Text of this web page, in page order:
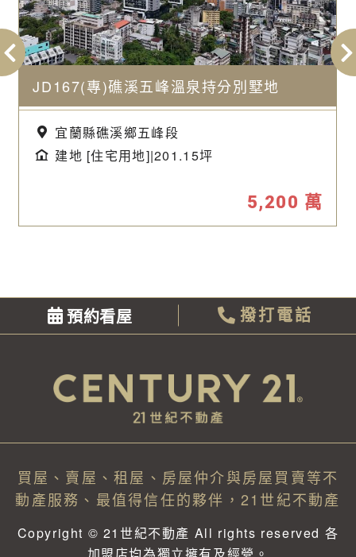
JD167(專)礁溪五峰溫泉持分別墅地
宜蘭縣礁溪鄉五峰段
建地 [住宅用地]|201.15坪
5,200 萬
預約看屋 撥打電話
買屋、賣屋、租屋、房屋仲介與房屋買賣等不
動產服務、最值得信任的夥伴，21世紀不動產
Copyright © 21世紀不動產 All rights reserved 各